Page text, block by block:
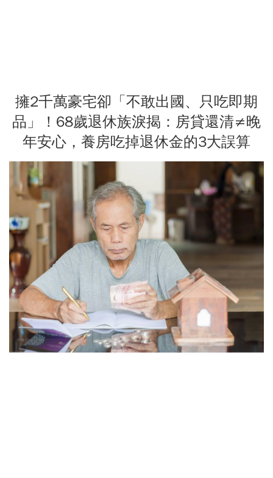
擁2千萬豪宅卻「不敢出國、只吃即期
品」！68歲退休族淚揭：房貸還清≠晚
年安心，養房吃掉退休金的3大誤算